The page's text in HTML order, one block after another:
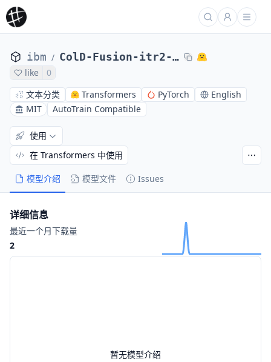
ibm / ColD-Fusion-itr2-seed2
like
0
文本分类
Transformers PyTorch
English
MIT
AutoTrain Compatible
模型介绍 模型文件 Issues
使用
在 Transformers 中使用
暂无模型介绍
详细信息
最近一个月下载量
2